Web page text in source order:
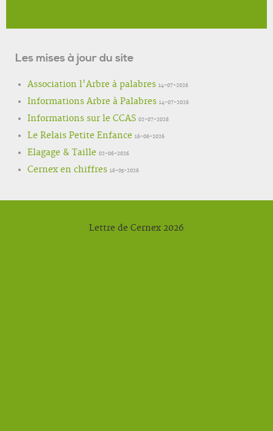
Les mises à jour du site
Association l'Arbre à palabres 14-07-2026
Informations Arbre à Palabres 14-07-2026
Informations sur le CCAS 02-07-2026
Le Relais Petite Enfance 16-06-2026
Elagage & Taille 02-06-2026
Cernex en chiffres 16-05-2026
Lettre de Cernex 2026